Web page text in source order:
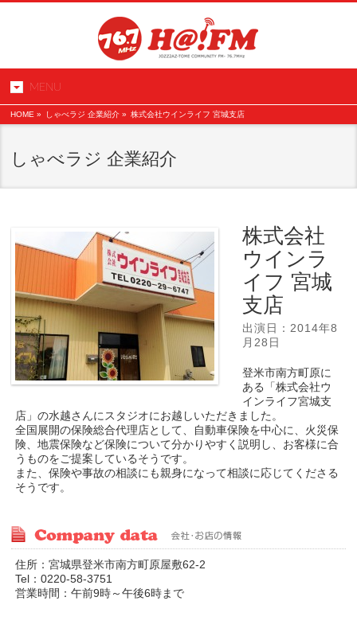
MENU
HOME » しゃべラジ 企業紹介 » 株式会社ウインライフ 宮城支店
しゃべラジ 企業紹介
株式会社
ウインラ
イフ 宮城
支店
出演日：2014年8
月28日
登米市南方町原に
ある「株式会社ウ
インライフ宮城支
店」の水越さんにスタジオにお越しいただきました。
全国展開の保険総合代理店として、自動車保険を中心に、火災保
険、地震保険など保険について分かりやすく説明し、お客様に合
うものをご提案しているそうです。
また、保険や事故の相談にも親身になって相談に応じてくださる
そうです。
住所：宮城県登米市南方町原屋敷62-2
Tel：0220-58-3751
営業時間：午前9時～午後6時まで